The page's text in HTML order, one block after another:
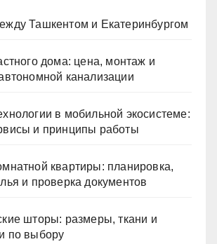
Ташкентом и Екатеринбургом
дома: цена, монтаж и
канализации
в мобильной экосистеме:
и принципы работы
квартиры: планировка,
и проверка документов
шторы: размеры, ткани и
по выбору